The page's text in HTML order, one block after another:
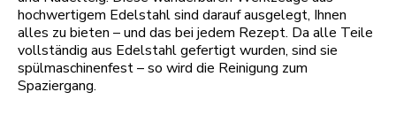
hochwertigem Edelstahl sind darauf ausgelegt, Ihnen
alles zu bieten – und das bei jedem Rezept. Da alle Teile
vollständig aus Edelstahl gefertigt wurden, sind sie
spülmaschinenfest – so wird die Reinigung zum
Spaziergang.